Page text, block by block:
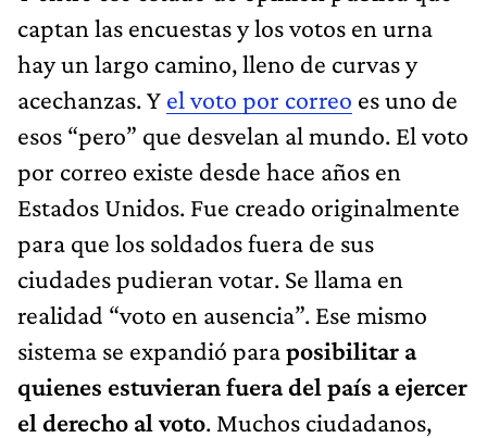
captan las encuestas y los votos en urna
hay un largo camino, lleno de curvas y
acechanzas. Y el voto por correo es uno de
esos “pero” que desvelan al mundo. El voto
por correo existe desde hace años en
Estados Unidos. Fue creado originalmente
para que los soldados fuera de sus
ciudades pudieran votar. Se llama en
realidad “voto en ausencia”. Ese mismo
sistema se expandió paraposibilitar a
quienes estuvieran fuera del país a ejercer
el derecho al voto. Muchos ciudadanos,